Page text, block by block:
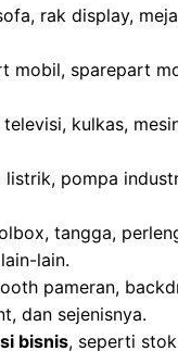
rak display,
mobil, sparepart
kulkas,
listrik, pompa
tangga,
lain.
pameran,
dan sejenisnya.
bisnis, seperti